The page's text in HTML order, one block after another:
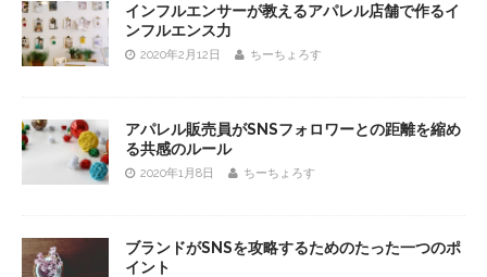
インフルエンサーが教えるアパレル店舗で作るイ
ンフルエンス力
2020年2月12日 ちーちょろす
アパレル販売員がSNSフォロワーとの距離を縮め
る共感のルール
2020年1月8日 ちーちょろす
ブランドがSNSを攻略するためのたった一つのポ
イント